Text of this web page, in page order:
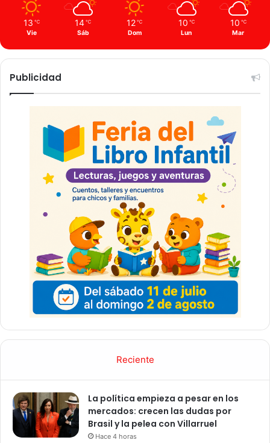
13 ℃
Vie
14 ℃
Sáb
12 ℃
Dom
10 ℃
Lun
10 ℃
Mar
Publicidad
Reciente
La política empieza a pesar en los
mercados: crecen las dudas por
Brasil y la pelea con Villarruel
Hace 4 horas